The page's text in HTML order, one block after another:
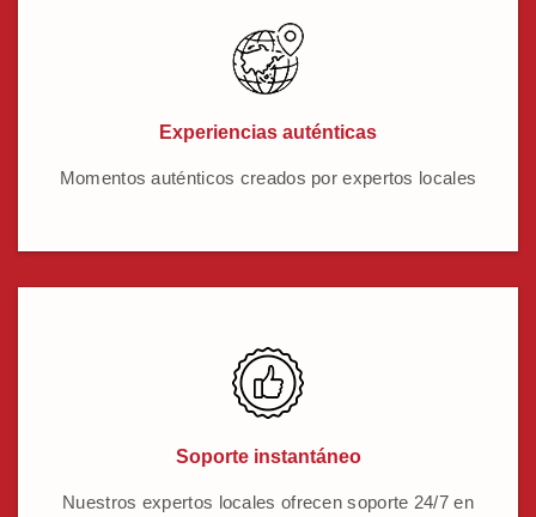
Experiencias auténticas
Momentos auténticos creados por expertos locales
Soporte instantáneo
Nuestros expertos locales ofrecen soporte 24/7 en